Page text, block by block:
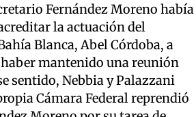
Fernández Moreno había
la actuación del
Blanca, Abel Córdoba, a
mantenido una reunión
sentido, Nebbia y Palazzani
Cámara Federal reprendió